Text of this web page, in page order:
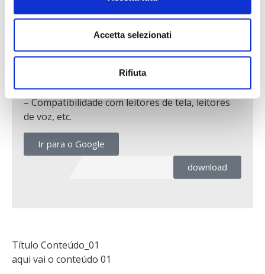
Accetta selezionati
Rifiuta
tecnologias assistivas.
correto.
* usadas corretamente (para
componentes dinâmicos).
– Compatibilidade com leitores de tela, leitores
de voz, etc.
Ir para o Google
download
Título Conteúdo_01
aqui vai o conteúdo 01